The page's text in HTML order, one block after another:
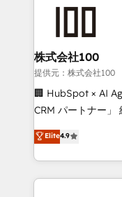
and build AI-
from week one, in your
Onboarding: Live
around your
Move from any
run your revenue
service wired
株式会社100
提供元：株式会社100
🏢 HubSpot × AI
CRM パートナー」 経営課題と現場業務をつなぐAIネイ
ティブ・エージェ
力で顧客フロント業務を再
をする会社か？
トを組み込んだ顧
Elite4.9